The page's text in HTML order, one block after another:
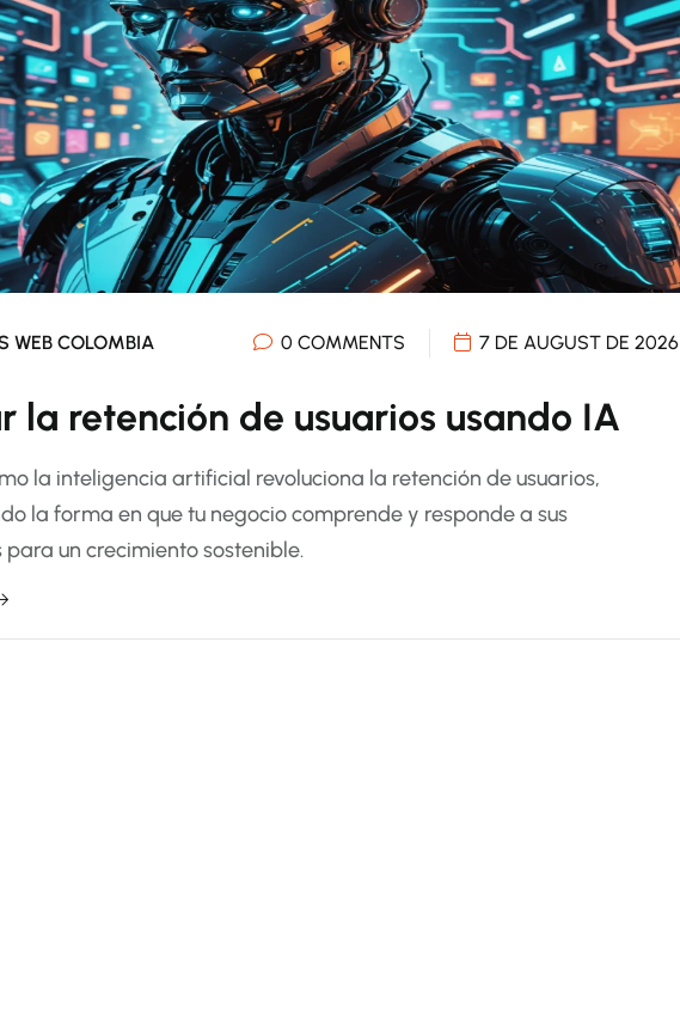
WEB COLOMBIA 0 COMMENTS 7 DE AUGUST DE 2026
la retención de usuarios usando IA
la inteligencia artificial revoluciona la retención de usuarios,
la forma en que tu negocio comprende y responde a sus
para un crecimiento sostenible.